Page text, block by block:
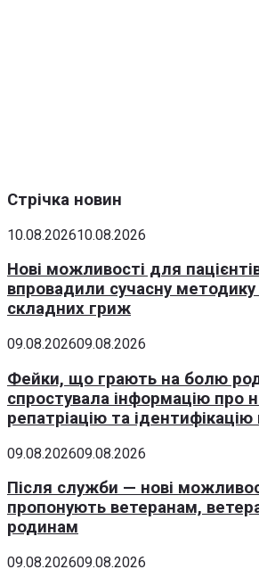
Стрічка новин
10.08.202610.08.2026
Нові можливості для
впровадили сучасну методику
складних гриж
09.08.202609.08.2026
Фейки, що грають на болю
спростувала інформацію про
репатріацію та ідентифікацію
09.08.202609.08.2026
Після служби — нові
пропонують ветеранам,
родинам
09.08.202609.08.2026